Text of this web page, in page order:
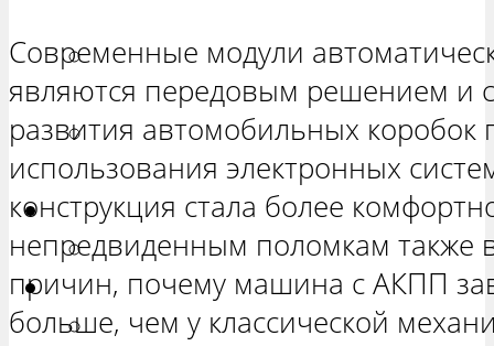
ВАЗ 21214 «НИВА ТРЕХ-
ДВЕРНАЯ»
РЕМОНТ ВАЗ 2131 «НИВА
ЧЕТЫРЕХ-ДВЕРНАЯ»
Гранта
РЕМОНТ ВАЗ 2190 «ГРАНТА»
Ока
РЕМОНТ ВАЗ 1111 «ОКА»
Современные модули
являются передовым решением и
развития автомобильных коробок
использования электронных
конструкция стала более
непредвиденным поломкам также
причин, почему машина с АКПП
больше, чем у классической